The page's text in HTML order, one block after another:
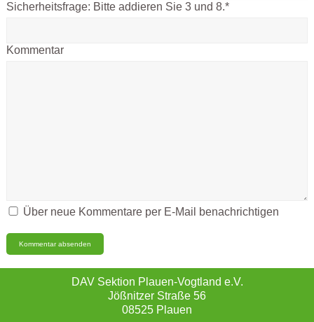
Sicherheitsfrage: Bitte addieren Sie 3 und 8.*
Kommentar
Über neue Kommentare per E-Mail benachrichtigen
DAV Sektion Plauen-Vogtland e.V.
Jößnitzer Straße 56
08525 Plauen